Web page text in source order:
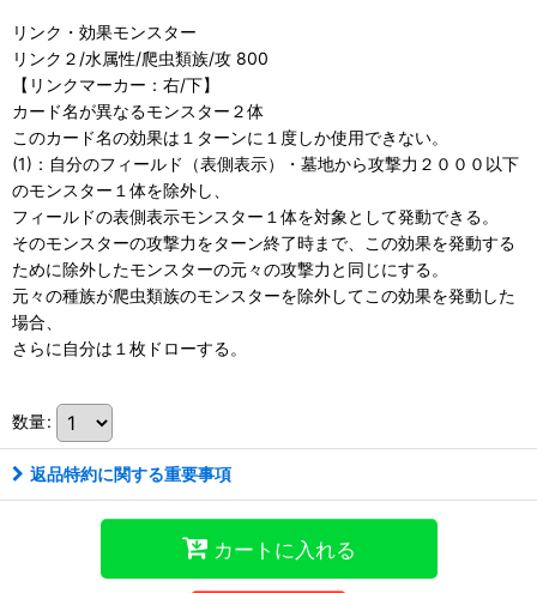
リンク・効果モンスター
リンク２/水属性/爬虫類族/攻 800
【リンクマーカー：右/下】
カード名が異なるモンスター２体
このカード名の効果は１ターンに１度しか使用できない。
(1)：自分のフィールド（表側表示）・墓地から攻撃力２０００以下
のモンスター１体を除外し、
フィールドの表側表示モンスター１体を対象として発動できる。
そのモンスターの攻撃力をターン終了時まで、この効果を発動する
ために除外したモンスターの元々の攻撃力と同じにする。
元々の種族が爬虫類族のモンスターを除外してこの効果を発動した
場合、
さらに自分は１枚ドローする。
数量:
返品特約に関する重要事項
カートに入れる